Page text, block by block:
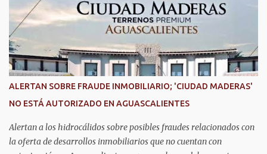
de las enfermedades más comunes en las personas mayores de 60
años, como diabetes, hipertensión, deterioro cognitivo y
alzhéimer, entre otros padecimientos. "Nuestros adultos mayores
son el corazón de muchas familias y merecen todo nuestro respeto,
cuidado y reconocimiento; por eso, en el DIF Estatal impulsamos
servicios que les ayuden a cuidar su salud y a vivir esta etapa con
la atención y el acompañamiento que necesitan", señaló la
presidenta del DIF Estatal. Para acceder al servicio, las y los
interesados deben acudir a la Dirección de Servi...
ALERTAN SOBRE FRAUDE INMOBILIARIO; 'CIUDAD MADERAS'
NO ESTÁ AUTORIZADO EN AGUASCALIENTES
Alertan a los hidrocálidos sobre posibles fraudes relacionados con
la oferta de desarrollos inmobiliarios que no cuentan con